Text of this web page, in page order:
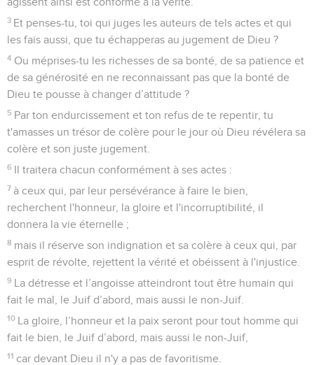
3 Et penses-tu, toi qui juges les auteurs de tels actes et qui
les fais aussi, que tu échapperas au jugement de Dieu ?
4 Ou méprises-tu les richesses de sa bonté, de sa patience et
de sa générosité en ne reconnaissant pas que la bonté de
Dieu te pousse à changer d’attitude ?
5 Par ton endurcissement et ton refus de te repentir, tu
t'amasses un trésor de colère pour le jour où Dieu révélera sa
colère et son juste jugement.
6 Il traitera chacun conformément à ses actes :
7 à ceux qui, par leur persévérance à faire le bien,
recherchent l'honneur, la gloire et l'incorruptibilité, il
donnera la vie éternelle ;
8 mais il réserve son indignation et sa colère à ceux qui, par
esprit de révolte, rejettent la vérité et obéissent à l'injustice.
9 La détresse et l’angoisse atteindront tout être humain qui
fait le mal, le Juif d’abord, mais aussi le non-Juif.
10 La gloire, l’honneur et la paix seront pour tout homme qui
fait le bien, le Juif d’abord, mais aussi le non-Juif,
11 car devant Dieu il n'y a pas de favoritisme.